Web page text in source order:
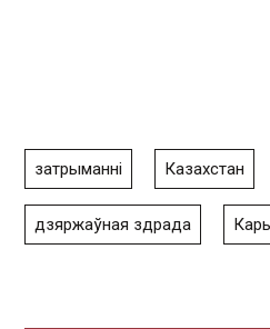
затрыманні Казахстан
дзяржаўная здрада